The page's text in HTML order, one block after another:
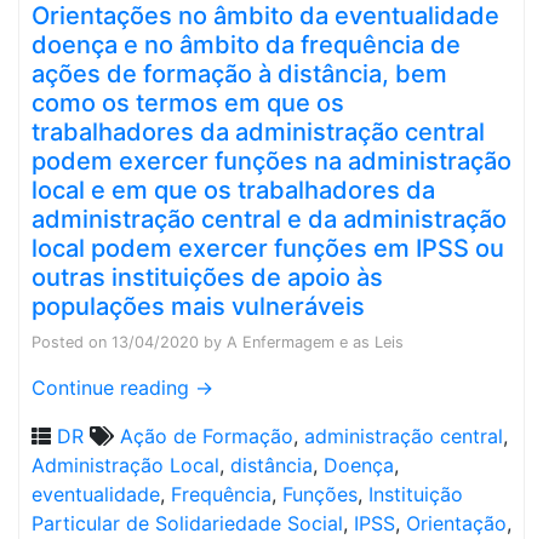
Orientações no âmbito da eventualidade
doença e no âmbito da frequência de
ações de formação à distância, bem
como os termos em que os
trabalhadores da administração central
podem exercer funções na administração
local e em que os trabalhadores da
administração central e da administração
local podem exercer funções em IPSS ou
outras instituições de apoio às
populações mais vulneráveis
Posted on 13/04/2020 by A Enfermagem e as Leis
Continue reading →
DR
Ação de Formação, administração central,
Administração Local, distância, Doença,
eventualidade, Frequência, Funções, Instituição
Particular de Solidariedade Social, IPSS, Orientação,